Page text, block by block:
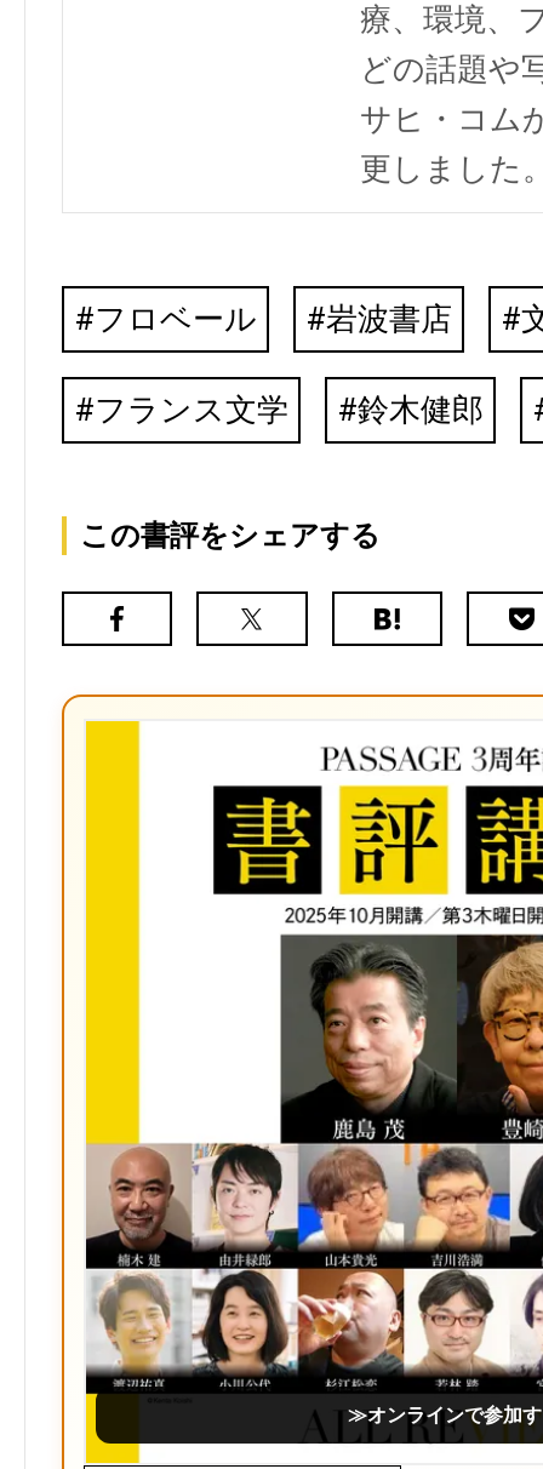
療、環境、
どの話題や
サヒ・コム
更しました
フロベール 岩波書店
フランス文学 鈴木健郎
この書評をシェアする
Facebook
X（旧
は
ク
マ
ー
ク
≫オンラインで参加